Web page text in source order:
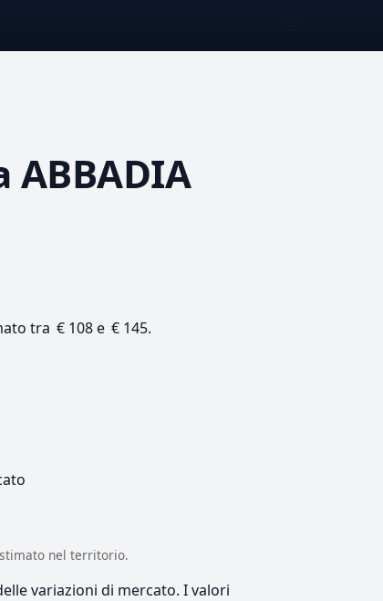
ABBADIA
tra € 108 e € 145.
nel territorio.
variazioni di mercato. I valori